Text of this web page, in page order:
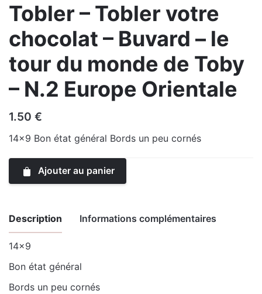
Tobler – Tobler votre
chocolat – Buvard – le
tour du monde de Toby
– N.2 Europe Orientale
1.50 €
14×9 Bon état général Bords un peu cornés
Ajouter au panier
Description Informations complémentaires
14×9
Bon état général
Bords un peu cornés
Poids 0.003 kg